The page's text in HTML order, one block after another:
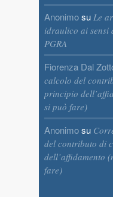
Anonimosu Le
idraulico ai sensi
PGRA
Fiorenza Dal
calcolo del
principio
si può fare)
Anonimosu
del contributo di
dell’affidamento
fare)